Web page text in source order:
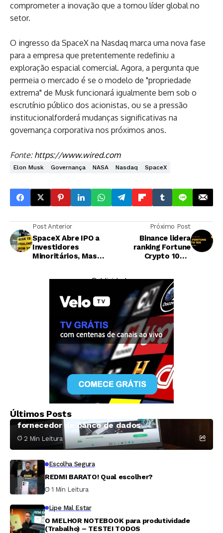
comprometer a inovação que a tornou líder global no
setor.
O ingresso da SpaceX na Nasdaq marca uma nova fase
para a empresa que pretentemente redefiniu a
exploração espacial comercial. Agora, a pergunta que
permeia o mercado é se o modelo de "propriedade
extrema" de Musk funcionará igualmente bem sob o
escrutínio público dos acionistas, ou se a pressão
institucionalforderá mudanças significativas na
governança corporativa nos próximos anos.
Fonte: https://www.wired.com
Elon Musk Governança NASA Nasdaq SpaceX
Post Anterior
SpaceX Abre IPO a
Investidores
Minoritários, Mas
Próximo Post
Binance lidera
ranking Fortune
Crypto 100 e
digitais
— Publicidade —
Últimos Posts
Tecnologia
Fabricante de computadores Framework
alerta clientes após vazamento de dados em
fornecedor de banco de dados
2 Min Leitura
Escolha Segura
REDMI BARATO! Qual escolher?
1 Min Leitura
Lipe Mal Estar
O MELHOR NOTEBOOK para produtividade
(Trabalho) – TESTEI TODOS